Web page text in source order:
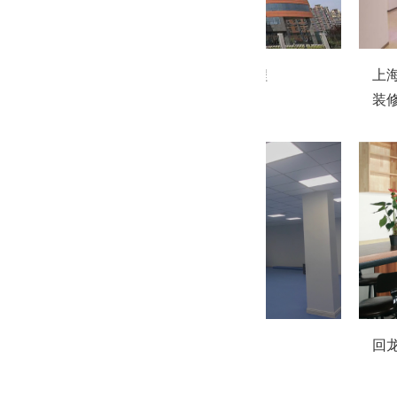
乐普医疗大厦装修工程
上
装
回